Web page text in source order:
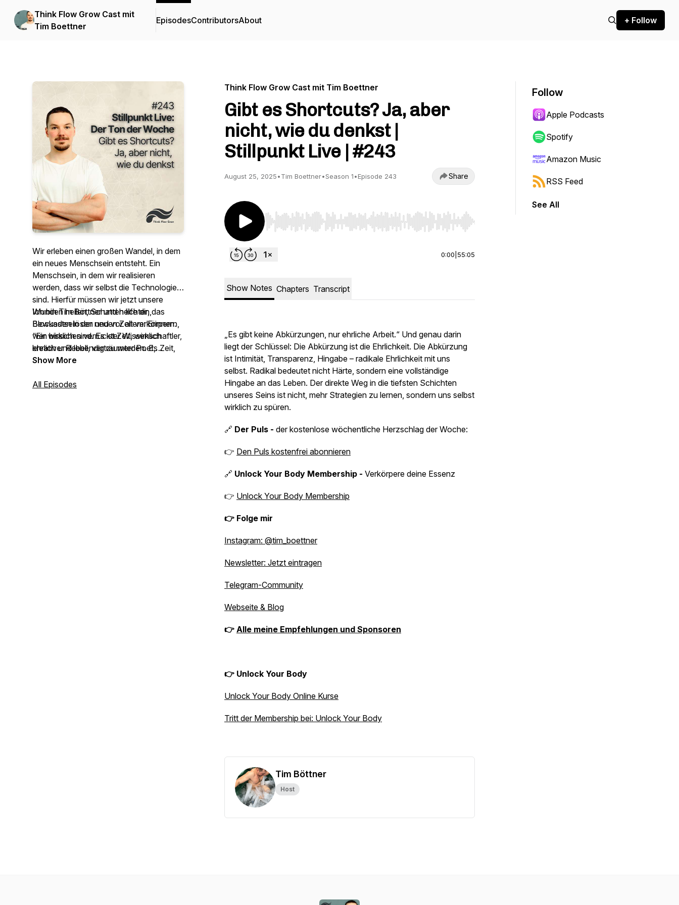
Think Flow Grow Cast mit
Tim Boettner
EpisodesContributorsAbout + Follow
Wir erleben einen großen Wandel, in dem
ein neues Menschsein entsteht. Ein
Menschsein, in dem wir realisieren
werden, dass wir selbst die Technologie
sind. Hierfür müssen wir jetzt unsere
Wunden heilen, Schatten lichten,
Blockaden lösen und vor allem: Erinnern,
wer wirklich sind. Es ist Zeit, wirklich
ehrlich und lebendig zu werden. Es Zeit,
nicht nur aufzuwachen, sondern das
Ich bin Tim Böttner und helfe dir, das
Bewusstsein der neuen Zeit verkörpern.
“Ein bisschen verrückter Wissenschaftler,
kreativer Rebell, verträumter Poet,
moderner Mystiker und Raumhalter für
Heilung und spirituell-verkörperte
Show More
All Episodes
Think Flow Grow Cast mit Tim Boettner
Gibt es Shortcuts? Ja, aber
nicht, wie du denkst |
Stillpunkt Live | #243
August 25, 2025•Tim Boettner•Season 1•Episode 243 Share
Use Left/Right to seek, Home/End to jump to start or end. Hold shift to jump forward or backward.
0:00 55:05
Show Notes Chapters Transcript
„Es gibt keine Abkürzungen, nur ehrliche Arbeit.“ Und genau darin
liegt der Schlüssel: Die Abkürzung ist die Ehrlichkeit. Die Abkürzung
ist Intimität, Transparenz, Hingabe – radikale Ehrlichkeit mit uns
selbst. Radikal bedeutet nicht Härte, sondern eine vollständige
Hingabe an das Leben. Der direkte Weg in die tiefsten Schichten
unseres Seins ist nicht, mehr Strategien zu lernen, sondern uns selbst
wirklich zu spüren.
🔗 Der Puls - der kostenlose wöchentliche Herzschlag der Woche:
👉 Den Puls kostenfrei abonnieren
🔗 Unlock Your Body Membership - Verkörpere deine Essenz
👉 Unlock Your Body Membership
👉 Folge mir
Instagram: @tim_boettner
Newsletter: Jetzt eintragen
Telegram-Community
Webseite & Blog
👉 Alle meine Empfehlungen und Sponsoren
👉 Unlock Your Body
Unlock Your Body Online Kurse
Tritt der Membership bei: Unlock Your Body
Tim Böttner
Host
Follow
Apple Podcasts
Spotify
Amazon Music
RSS Feed
See All